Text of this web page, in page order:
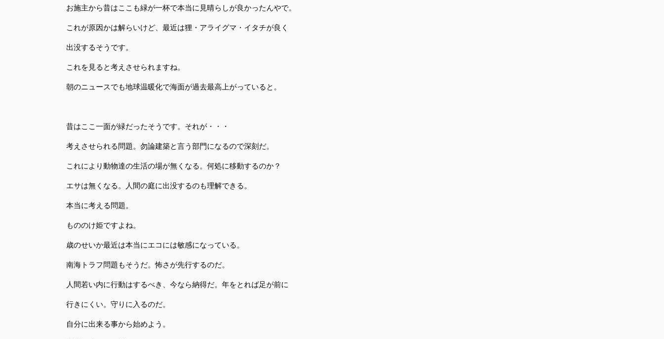
お施主から昔はここも緑が一杯で本当に見晴らしが良かったんやで。
これが原因かは解らいけど、最近は狸・アライグマ・イタチが良く
出没するそうです。
これを見ると考えさせられますね。
朝のニュースでも地球温暖化で海面が過去最高上がっていると。
昔はここ一面が緑だったそうです。それが・・・
考えさせられる問題。勿論建築と言う部門になるので深刻だ。
これにより動物達の生活の場が無くなる。何処に移動するのか？
エサは無くなる。人間の庭に出没するのも理解できる。
本当に考える問題。
もののけ姫ですよね。
歳のせいか最近は本当にエコには敏感になっている。
南海トラフ問題もそうだ。怖さが先行するのだ。
人間若い内に行動はするべき、今なら納得だ。年をとれば足が前に
行きにくい。守りに入るのだ。
自分に出来る事から始めよう。